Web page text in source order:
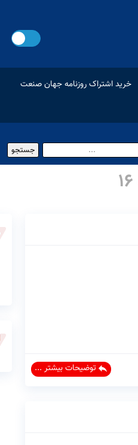
خرید اشتراک روزنامه جهان صنعت
توضیحات بیشتر ...